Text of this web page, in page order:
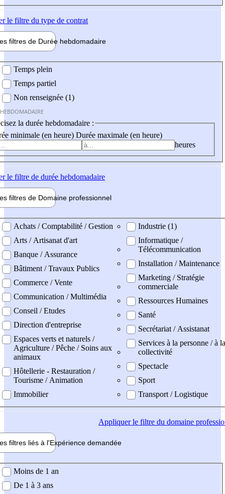
le filtre du type de contrat
filtres de Durée hebdomadaire
Temps plein
Temps partiel
Non renseignée (1)
la durée hebdomadaire :
minimale (en heure) Durée maximale (en heure)
heures
le filtre de durée hebdomadaire
filtres de Domaine professionnel
professionel
Achats / Comptabilité / Gestion
Arts / Artisanat d'art
Banque / Assurance
Bâtiment / Travaux Publics
Commerce / Vente
Communication / Multimédia
Conseil / Etudes
Direction d'entreprise
Espaces verts et naturels /
Agriculture / Pêche / Soins aux
animaux
Hôtellerie - Restauration /
Tourisme / Animation
Immobilier
Industrie (1)
Informatique /
Télécommunication
Installation / Maintenance
Marketing / Stratégie
commerciale
Ressources Humaines
Santé
Secrétariat / Assistanat
Services à la personne / à la
collectivité
Spectacle
Sport
Transport / Logistique
Appliquerle filtre du domaine
filtres liés à l'Expérience demandée
demandée
Moins de 1 an
De 1 à 3 ans